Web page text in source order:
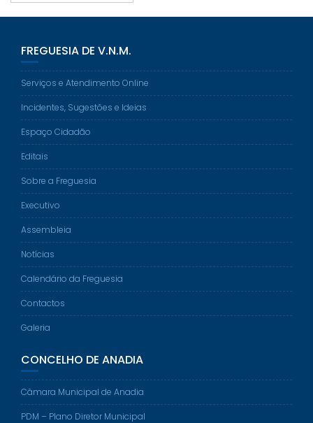
FREGUESIA DE V.N.M.
Serviços e Atendimento Online
Incidentes, Sugestões e Ideias
Espaço Cidadão
Editais
Sobre a Freguesia
Executivo
Assembleia
Notícias
Calendário da Freguesia
Contactos
Galeria
CONCELHO DE ANADIA
Câmara Municipal de Anadia
PDM – Plano Diretor Municipal